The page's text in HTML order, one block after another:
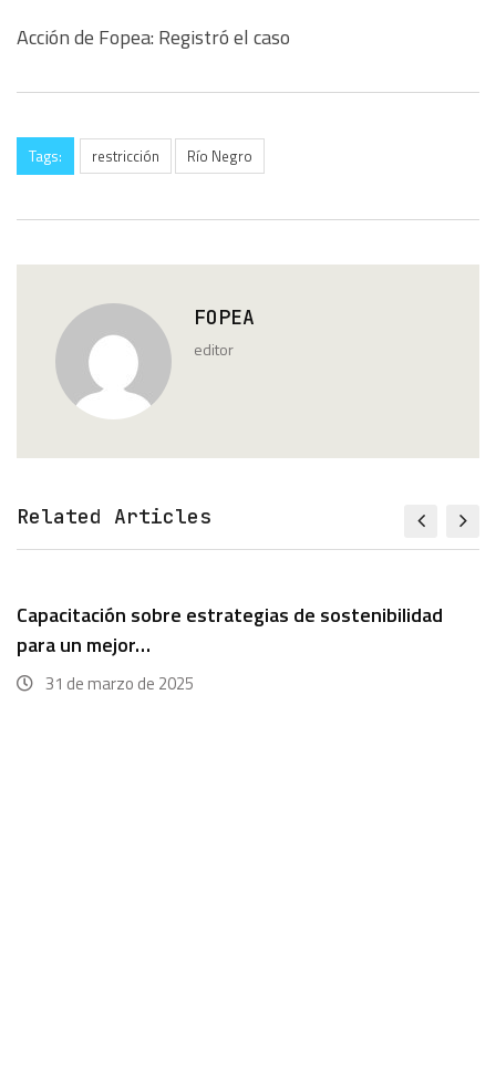
Acción de Fopea: Registró el caso
Tags: restricción Río Negro
FOPEA
editor
Related Articles
Capacitación sobre estrategias de sostenibilidad
para un mejor…
31 de marzo de 2025